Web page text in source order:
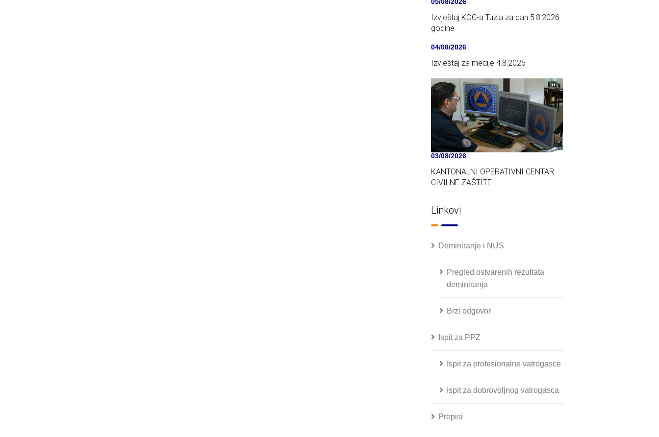
Izvještaj KOC-a Tuzla za dan 5.8.2026.
godine
04/08/2026
Izvještaj za medije 4.8.2026
03/08/2026
KANTONALNI OPERATIVNI CENTAR
CIVILNE ZAŠTITE
Linkovi
Deminiranje i NUS
Pregled ostvarenih rezultata
deminiranja
Brzi odgovor
Ispit za PPZ
Ispit za profesionalne vatrogasce
Ispit za dobrovoljnog vatrogasca
Propisi